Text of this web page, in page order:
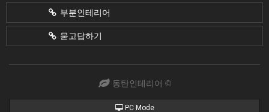
부분인테리어
묻고답하기
동탄인테리어 ©
PC Mode